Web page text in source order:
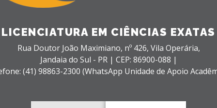
LICENCIATURA EM CIÊNCIAS EXATAS
Rua Doutor João Maximiano, nº 426, Vila Operária,
Jandaia do Sul - PR | CEP: 86900-088 |
(41) 98863-2300 (WhatsApp Unidade de Apoio